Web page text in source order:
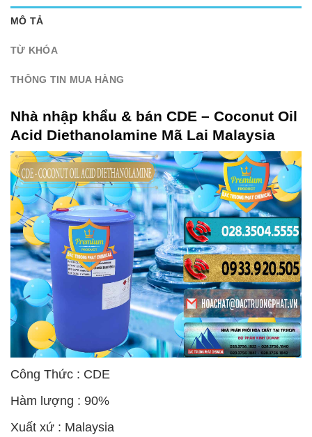
MÔ TẢ
TỪ KHÓA
THÔNG TIN MUA HÀNG
Nhà nhập khẩu & bán CDE – Coconut Oil
Acid Diethanolamine Mã Lai Malaysia
Công Thức : CDE
Hàm lượng : 90%
Xuất xứ : Malaysia